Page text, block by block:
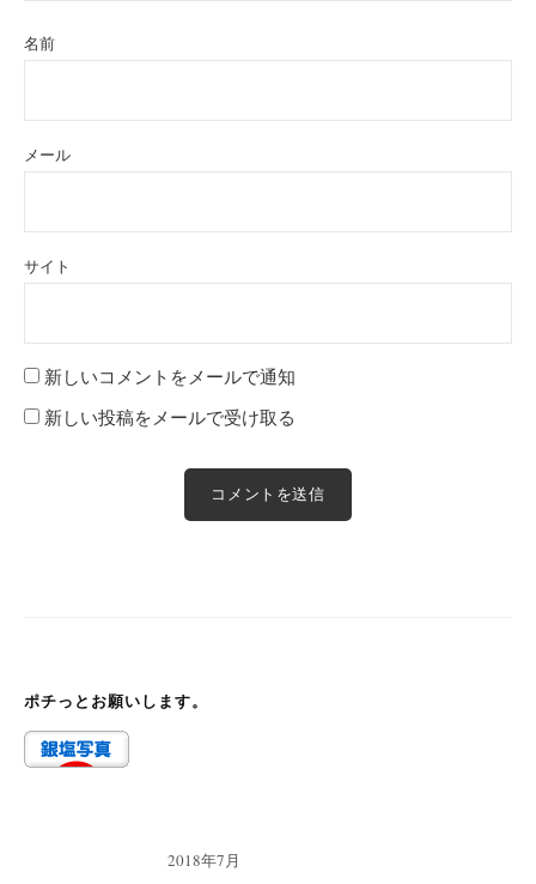
名前
メール
サイト
新しいコメントをメールで通知
新しい投稿をメールで受け取る
ポチっとお願いします。
2018年7月